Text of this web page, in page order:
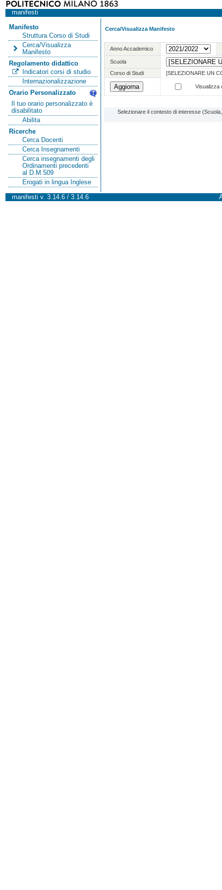
manifesti
Manifesto
Struttura Corso di Studi
Cerca/Visualizza
Manifesto
Regolamento didattico
Indicatori corsi di studio
Internazionalizzazione
Orario Personalizzato
Il tuo orario personalizzato è
disabilitato
Abilita
Ricerche
Cerca Docenti
Cerca Insegnamenti
Cerca insegnamenti degli
Ordinamenti precedenti
al D.M.509
Erogati in lingua Inglese
Cerca/Visualizza Manifesto
Anno Accademico
Scuola
Corso di Studi
[SELEZIONARE UN
Visualizza
Selezionare il contesto di interesse
manifesti v. 3.14.6 / 3.14.6